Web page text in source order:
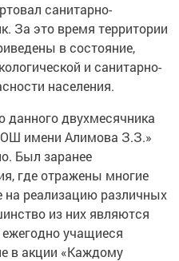
санитарно-
За это время территории
в состояние,
и санитарно-
населения.
данного двухмесячника
имени Алимова З.З.»
Был заранее
где отражены многие
на реализацию различных
из них являются
учащиеся
в акции «Каждому